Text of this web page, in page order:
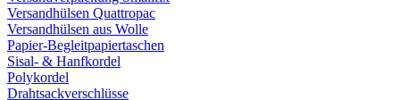
Versandhülsen Quattropac
Versandhülsen aus Wolle
Papier-Begleitpapiertaschen
Sisal- & Hanfkordel
Polykordel
Drahtsackverschlüsse